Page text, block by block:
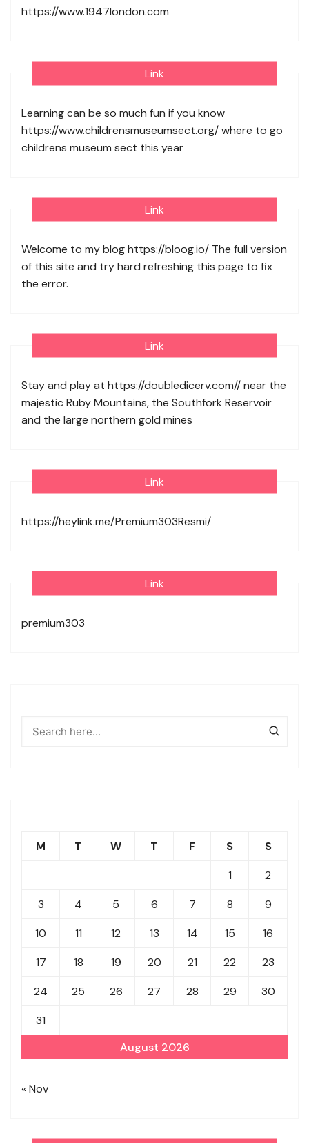
https://www.1947london.com
Link
Learning can be so much fun if you know
https://www.childrensmuseumsect.org/where to go
childrens museum sect this year
Link
Welcome to my bloghttps://bloog.io/ The full version
of this site and try hard refreshing this page to fix
the error.
Link
Stay and play at https://doubledicerv.com//near the
majestic Ruby Mountains, the Southfork Reservoir
and the large northern gold mines
Link
https://heylink.me/Premium303Resmi/
Link
premium303
August 2026
M T W T F S
S
1
2
3
4 5 6 7 8
9
10
11 12 13 14 15
16
17
18 19 20 21 22
23
24
25 26 27 28 29
30
31
« Nov